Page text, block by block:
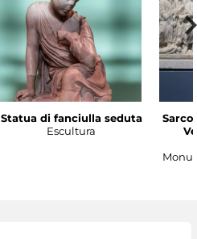
Statua di fanciulla seduta
Escultura